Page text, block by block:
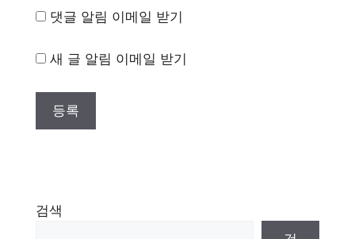
댓글 알림 이메일 받기
새 글 알림 이메일 받기
검색